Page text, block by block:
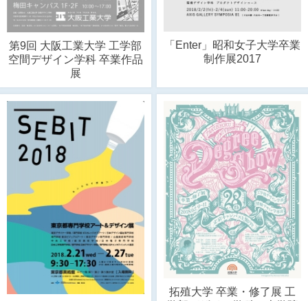
第9回 大阪工業大学 工学部
空間デザイン学科 卒業作品
展
「Enter」昭和女子大学卒業
制作展2017
拓殖大学 卒業・修了展 工